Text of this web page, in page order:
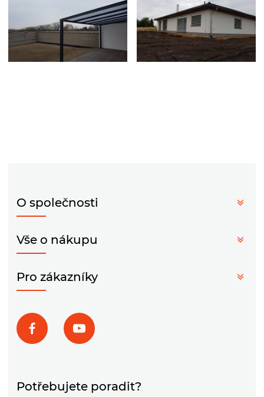
O společnosti
Vše o nákupu
Pro zákazníky
Potřebujete poradit?